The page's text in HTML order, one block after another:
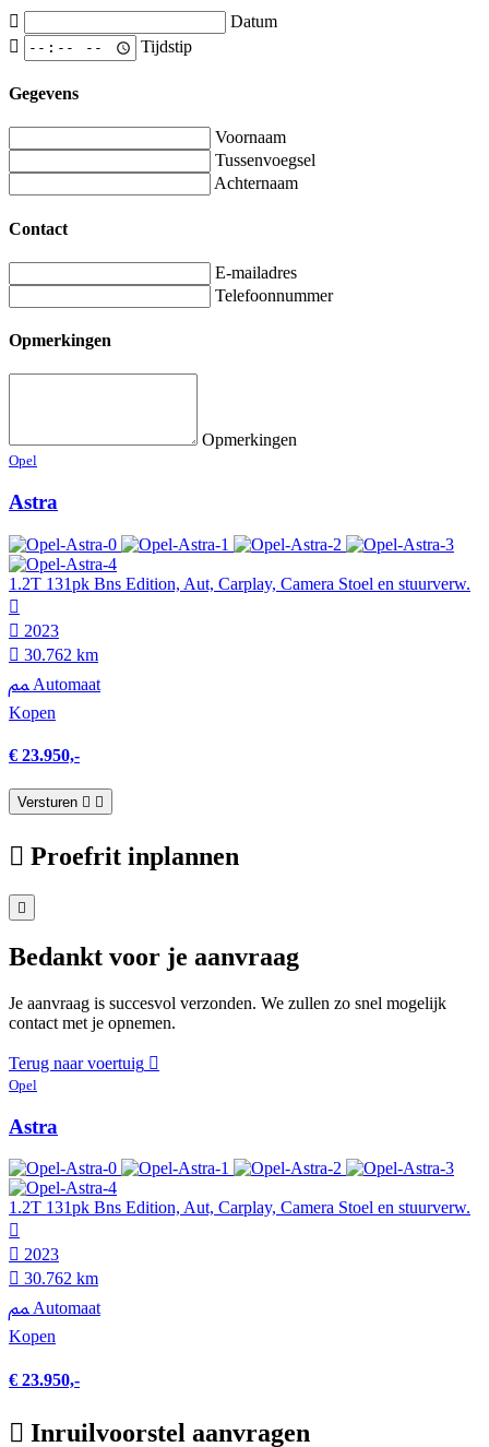
Datum
Tijdstip
Gegevens
Voornaam
Tussenvoegsel
Achternaam
Contact
E-mailadres
Telefoonnummer
Opmerkingen
Opmerkingen
Opel
Astra
1.2T 131pk Bns Edition, Aut, Carplay, Camera Stoel en stuurverw.
2023
30.762 km
Automaat
Kopen
€ 23.950,-
Versturen
Proefrit inplannen
Bedankt voor je aanvraag
Je aanvraag is succesvol verzonden. We zullen zo snel mogelijk
contact met je opnemen.
Terug naar voertuig
Opel
Astra
1.2T 131pk Bns Edition, Aut, Carplay, Camera Stoel en stuurverw.
2023
30.762 km
Automaat
Kopen
€ 23.950,-
Inruilvoorstel aanvragen